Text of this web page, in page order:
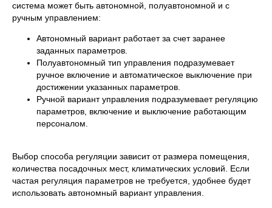
система может быть автономной, полуавтономной и с
ручным управлением:
Автономный вариант работает за счет заранее
заданных параметров.
Полуавтономный тип управления подразумевает
ручное включение и автоматическое выключение при
достижении указанных параметров.
Ручной вариант управления подразумевает регуляцию
параметров, включение и выключение работающим
персоналом.
Выбор способа регуляции зависит от размера помещения,
количества посадочных мест, климатических условий. Если
частая регуляция параметров не требуется, удобнее будет
использовать автономный вариант управления.